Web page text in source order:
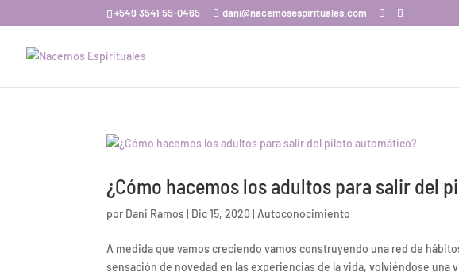
+549 3541 55-0465 dani@nacemosespirituales.com
¿Cómo hacemos los adultos para salir del
por Dani Ramos Dic 15, 2020 |Autoconocimiento
A medida que vamos creciendo vamos construyendo una red de
sensación de novedad en las experiencias de la vida, volviéndose